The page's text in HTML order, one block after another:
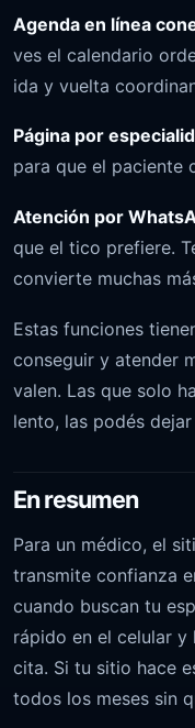
Agenda en línea
ves el calendario
ida y vuelta
Página por
para que el paciente
Atención por
que el tico prefiere.
convierte muchas
Estas funciones
conseguir y atender
valen. Las que solo
lento, las podés dejar
En resumen
Para un médico, el
transmite confianza
cuando buscan tu
rápido en el celular
cita. Si tu sitio hace
todos los meses sin